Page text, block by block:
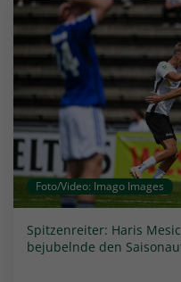
Foto/Video: Imago Images
Spitzenreiter: Haris
bejubelnde den